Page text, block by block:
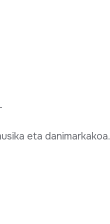
eta danimarkakoa.